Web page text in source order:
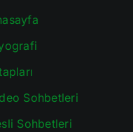
Sohbetleri
Sohbetleri